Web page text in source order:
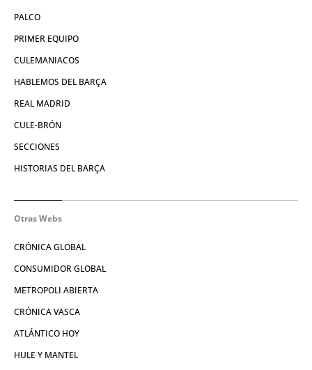
PALCO
PRIMER EQUIPO
CULEMANIACOS
HABLEMOS DEL BARÇA
REAL MADRID
CULE-BRÓN
SECCIONES
HISTORIAS DEL BARÇA
Otras Webs
CRÓNICA GLOBAL
CONSUMIDOR GLOBAL
METROPOLI ABIERTA
CRÓNICA VASCA
ATLÁNTICO HOY
HULE Y MANTEL